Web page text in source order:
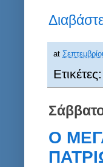
at
Ετικέτες:
Ο